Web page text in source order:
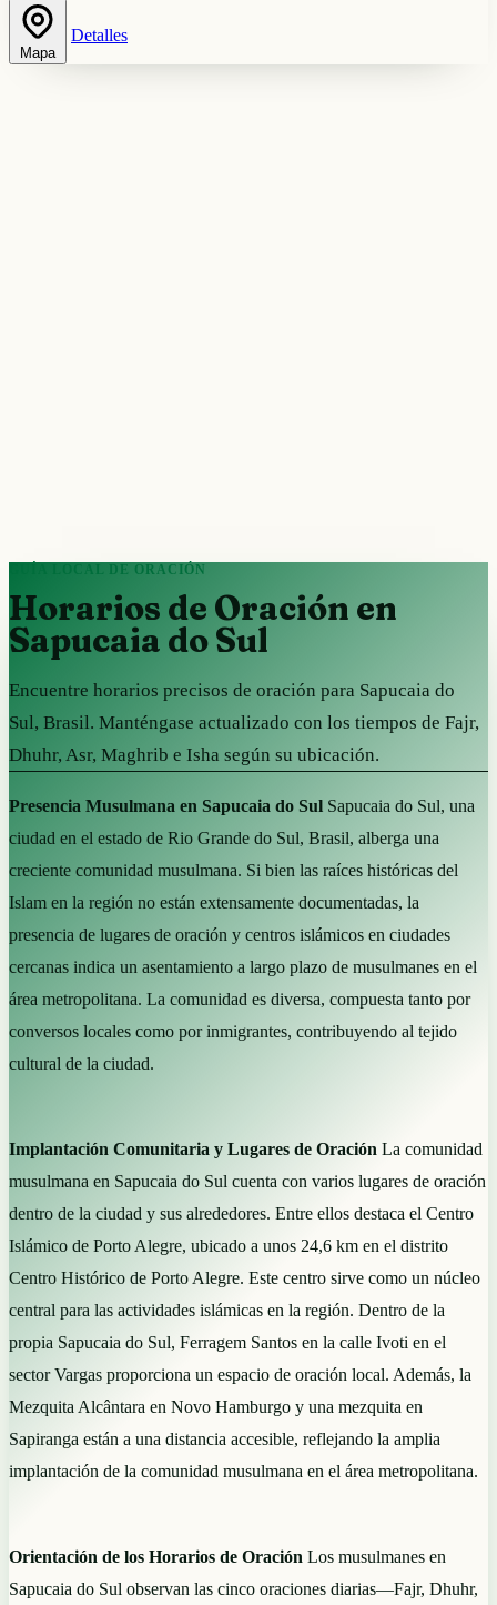
Mapa
Detalles
GUÍA LOCAL DE ORACIÓN
Horarios de Oración en
Sapucaia do Sul
Encuentre horarios precisos de oración para Sapucaia do
Sul, Brasil. Manténgase actualizado con los tiempos de Fajr,
Dhuhr, Asr, Maghrib e Isha según su ubicación.
Presencia Musulmana en Sapucaia do Sul Sapucaia do Sul, una
ciudad en el estado de Rio Grande do Sul, Brasil, alberga una
creciente comunidad musulmana. Si bien las raíces históricas del
Islam en la región no están extensamente documentadas, la
presencia de lugares de oración y centros islámicos en ciudades
cercanas indica un asentamiento a largo plazo de musulmanes en el
área metropolitana. La comunidad es diversa, compuesta tanto por
conversos locales como por inmigrantes, contribuyendo al tejido
cultural de la ciudad.
Implantación Comunitaria y Lugares de Oración La comunidad
musulmana en Sapucaia do Sul cuenta con varios lugares de oración
dentro de la ciudad y sus alrededores. Entre ellos destaca el Centro
Islámico de Porto Alegre, ubicado a unos 24,6 km en el distrito
Centro Histórico de Porto Alegre. Este centro sirve como un núcleo
central para las actividades islámicas en la región. Dentro de la
propia Sapucaia do Sul, Ferragem Santos en la calle Ivoti en el
sector Vargas proporciona un espacio de oración local. Además, la
Mezquita Alcântara en Novo Hamburgo y una mezquita en
Sapiranga están a una distancia accesible, reflejando la amplia
implantación de la comunidad musulmana en el área metropolitana.
Orientación de los Horarios de Oración Los musulmanes en
Sapucaia do Sul observan las cinco oraciones diarias—Fajr, Dhuhr,